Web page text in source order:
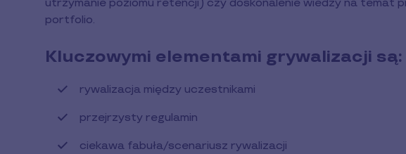
utrzymanie poziomu retencji) czy doskonalenie wiedzy na temat
portfolio.
Kluczowymi elementami grywalizacji są:
rywalizacja między uczestnikami
przejrzysty regulamin
ciekawa fabuła/scenariusz rywalizacji